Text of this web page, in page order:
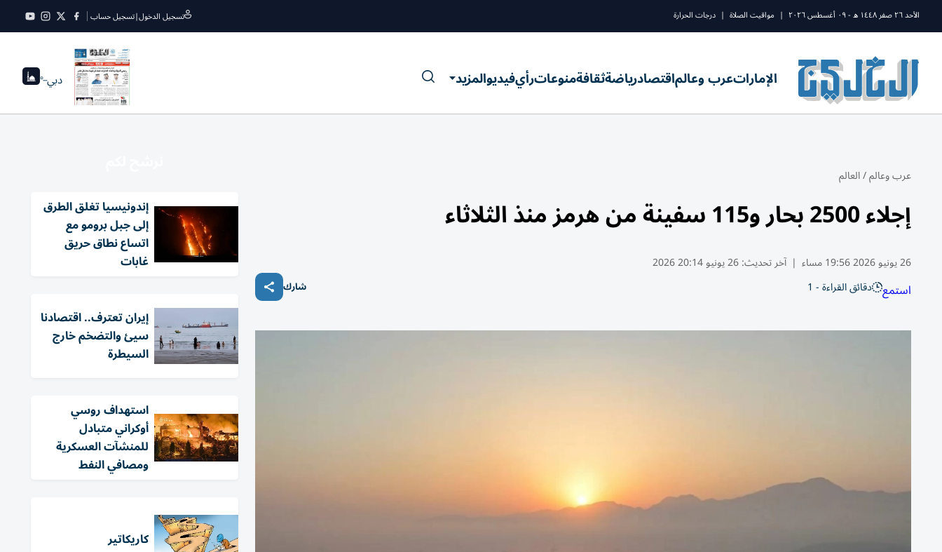
الأحد ٢٦ صفر ١٤٤٨ ه - ٠٩ أغسطس ٢٠٢٦ | مواقيت الصلاة | درجات الحرارة تسجيل الدخول|تسجيل حساب
الإماراتعرب وعالماقتصادرياضةثقافةمنوعاترأيفيديوالمزيد دبي--°
عرب وعالم/العالم
إجلاء 2500 بحار و115 سفينة من هرمز منذ الثلاثاء
26 يونيو 2026 19:56 مساء | آخر تحديث:26 يونيو 20:14 2026
استمع دقائق القراءة - 1 شارك
إندونيسيا تغلق الطرق
إلى جبل برومو مع
اتساع نطاق حريق
غابات
إيران تعترف.. اقتصادنا
سيئ والتضخم خارج
السيطرة
استهداف روسي
أوكراني متبادل
للمنشآت العسكرية
ومصافي النفط
كاريكاتير